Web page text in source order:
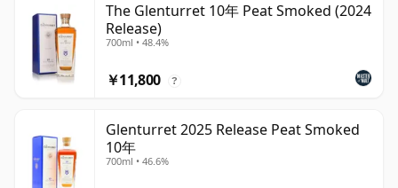
The Glenturret 10年 Peat Smoked (2024
Release)
700ml • 48.4%
￥11,800 ?
Glenturret 2025 Release Peat Smoked
10年
700ml • 46.6%